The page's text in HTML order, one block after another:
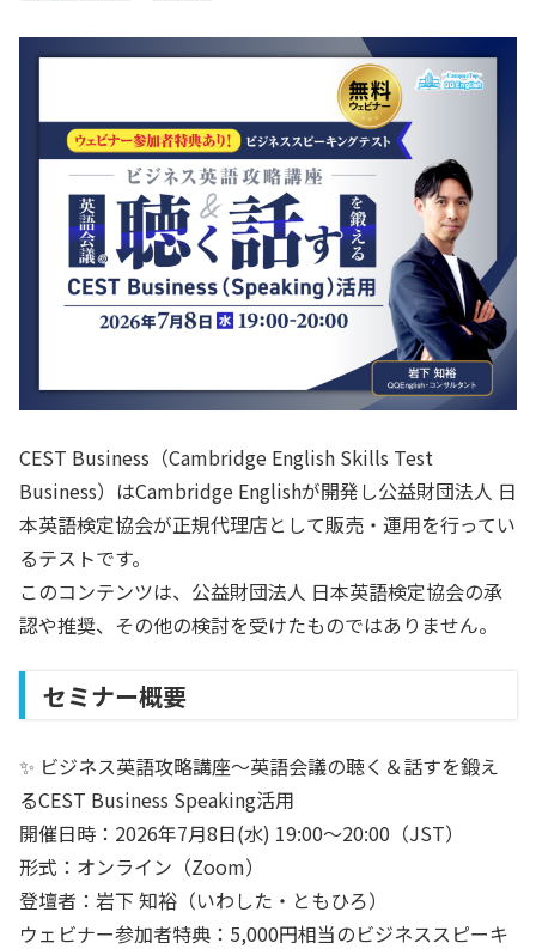
CEST Business（Cambridge English Skills Test
Business）はCambridge Englishが開発し公益財団法人 日
本英語検定協会が正規代理店として販売・運用を行ってい
るテストです。
このコンテンツは、公益財団法人 日本英語検定協会の承
認や推奨、その他の検討を受けたものではありません。
セミナー概要
✨ ビジネス英語攻略講座〜英語会議の聴く＆話すを鍛え
るCEST Business Speaking活用
開催日時：2026年7月8日(水) 19:00〜20:00（JST）
形式：オンライン（Zoom）
登壇者：岩下 知裕（いわした・ともひろ）
ウェビナー参加者特典：5,000円相当のビジネススピーキ